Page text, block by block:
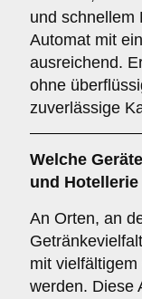
und schnellem
Automat mit
ausreichend.
ohne
zuverlässige
Welche
und Hotellerie
An Orten, an
mit
werden. Diese